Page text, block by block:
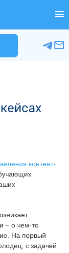
контент-
– о чем-то
На первый
с задачей